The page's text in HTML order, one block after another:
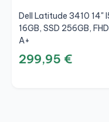
Dell Latitude 3410 14"
16GB, SSD 256GB,
A+
299,95 €